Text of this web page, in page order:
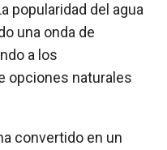
popularidad del agua
una onda de
a los
opciones naturales
convertido en un